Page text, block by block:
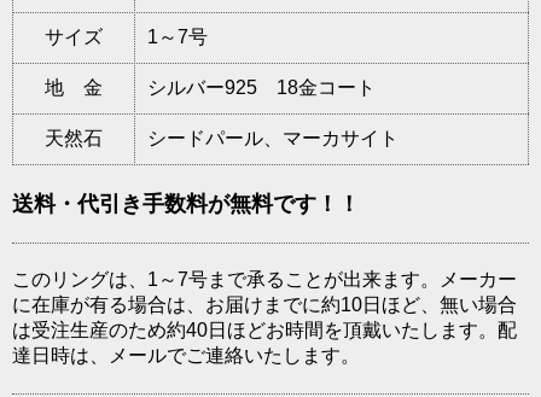
サイズ 1～7号
地 金 シルバー925 18金コート
天然石 シードパール、マーカサイト
送料・代引き手数料が無料です！！
このリングは、1～7号まで承ることが出来ます。メーカー
に在庫が有る場合は、お届けまでに約10日ほど、無い場合
は受注生産のため約40日ほどお時間を頂戴いたします。配
達日時は、メールでご連絡いたします。